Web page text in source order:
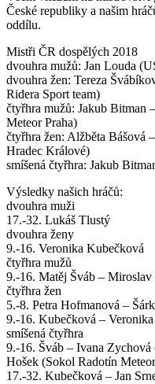
České republiky a našim
oddílu.
Mistři ČR dospělých 2018
dvouhra mužů: Jan Louda
dvouhra žen: Tereza
Ridera Sport team)
čtyřhra mužů: Jakub Bitman
Meteor Praha)
čtyřhra žen: Alžběta Bášová
Hradec Králové)
smíšená čtyřhra: Jakub
Výsledky našich hráčů:
dvouhra muži
17.-32. Lukáš Tlustý
dvouhra ženy
9.-16. Veronika Kubečková
čtyřhra mužů
9.-16. Matěj Šváb – Miroslav
čtyřhra žen
5.-8. Petra Hofmanová –
9.-16. Kubečková –
smíšená čtyřhra
9.-16. Šváb – Ivana
Hošek (Sokol Radotín
17.-32. Kubečková – Jan